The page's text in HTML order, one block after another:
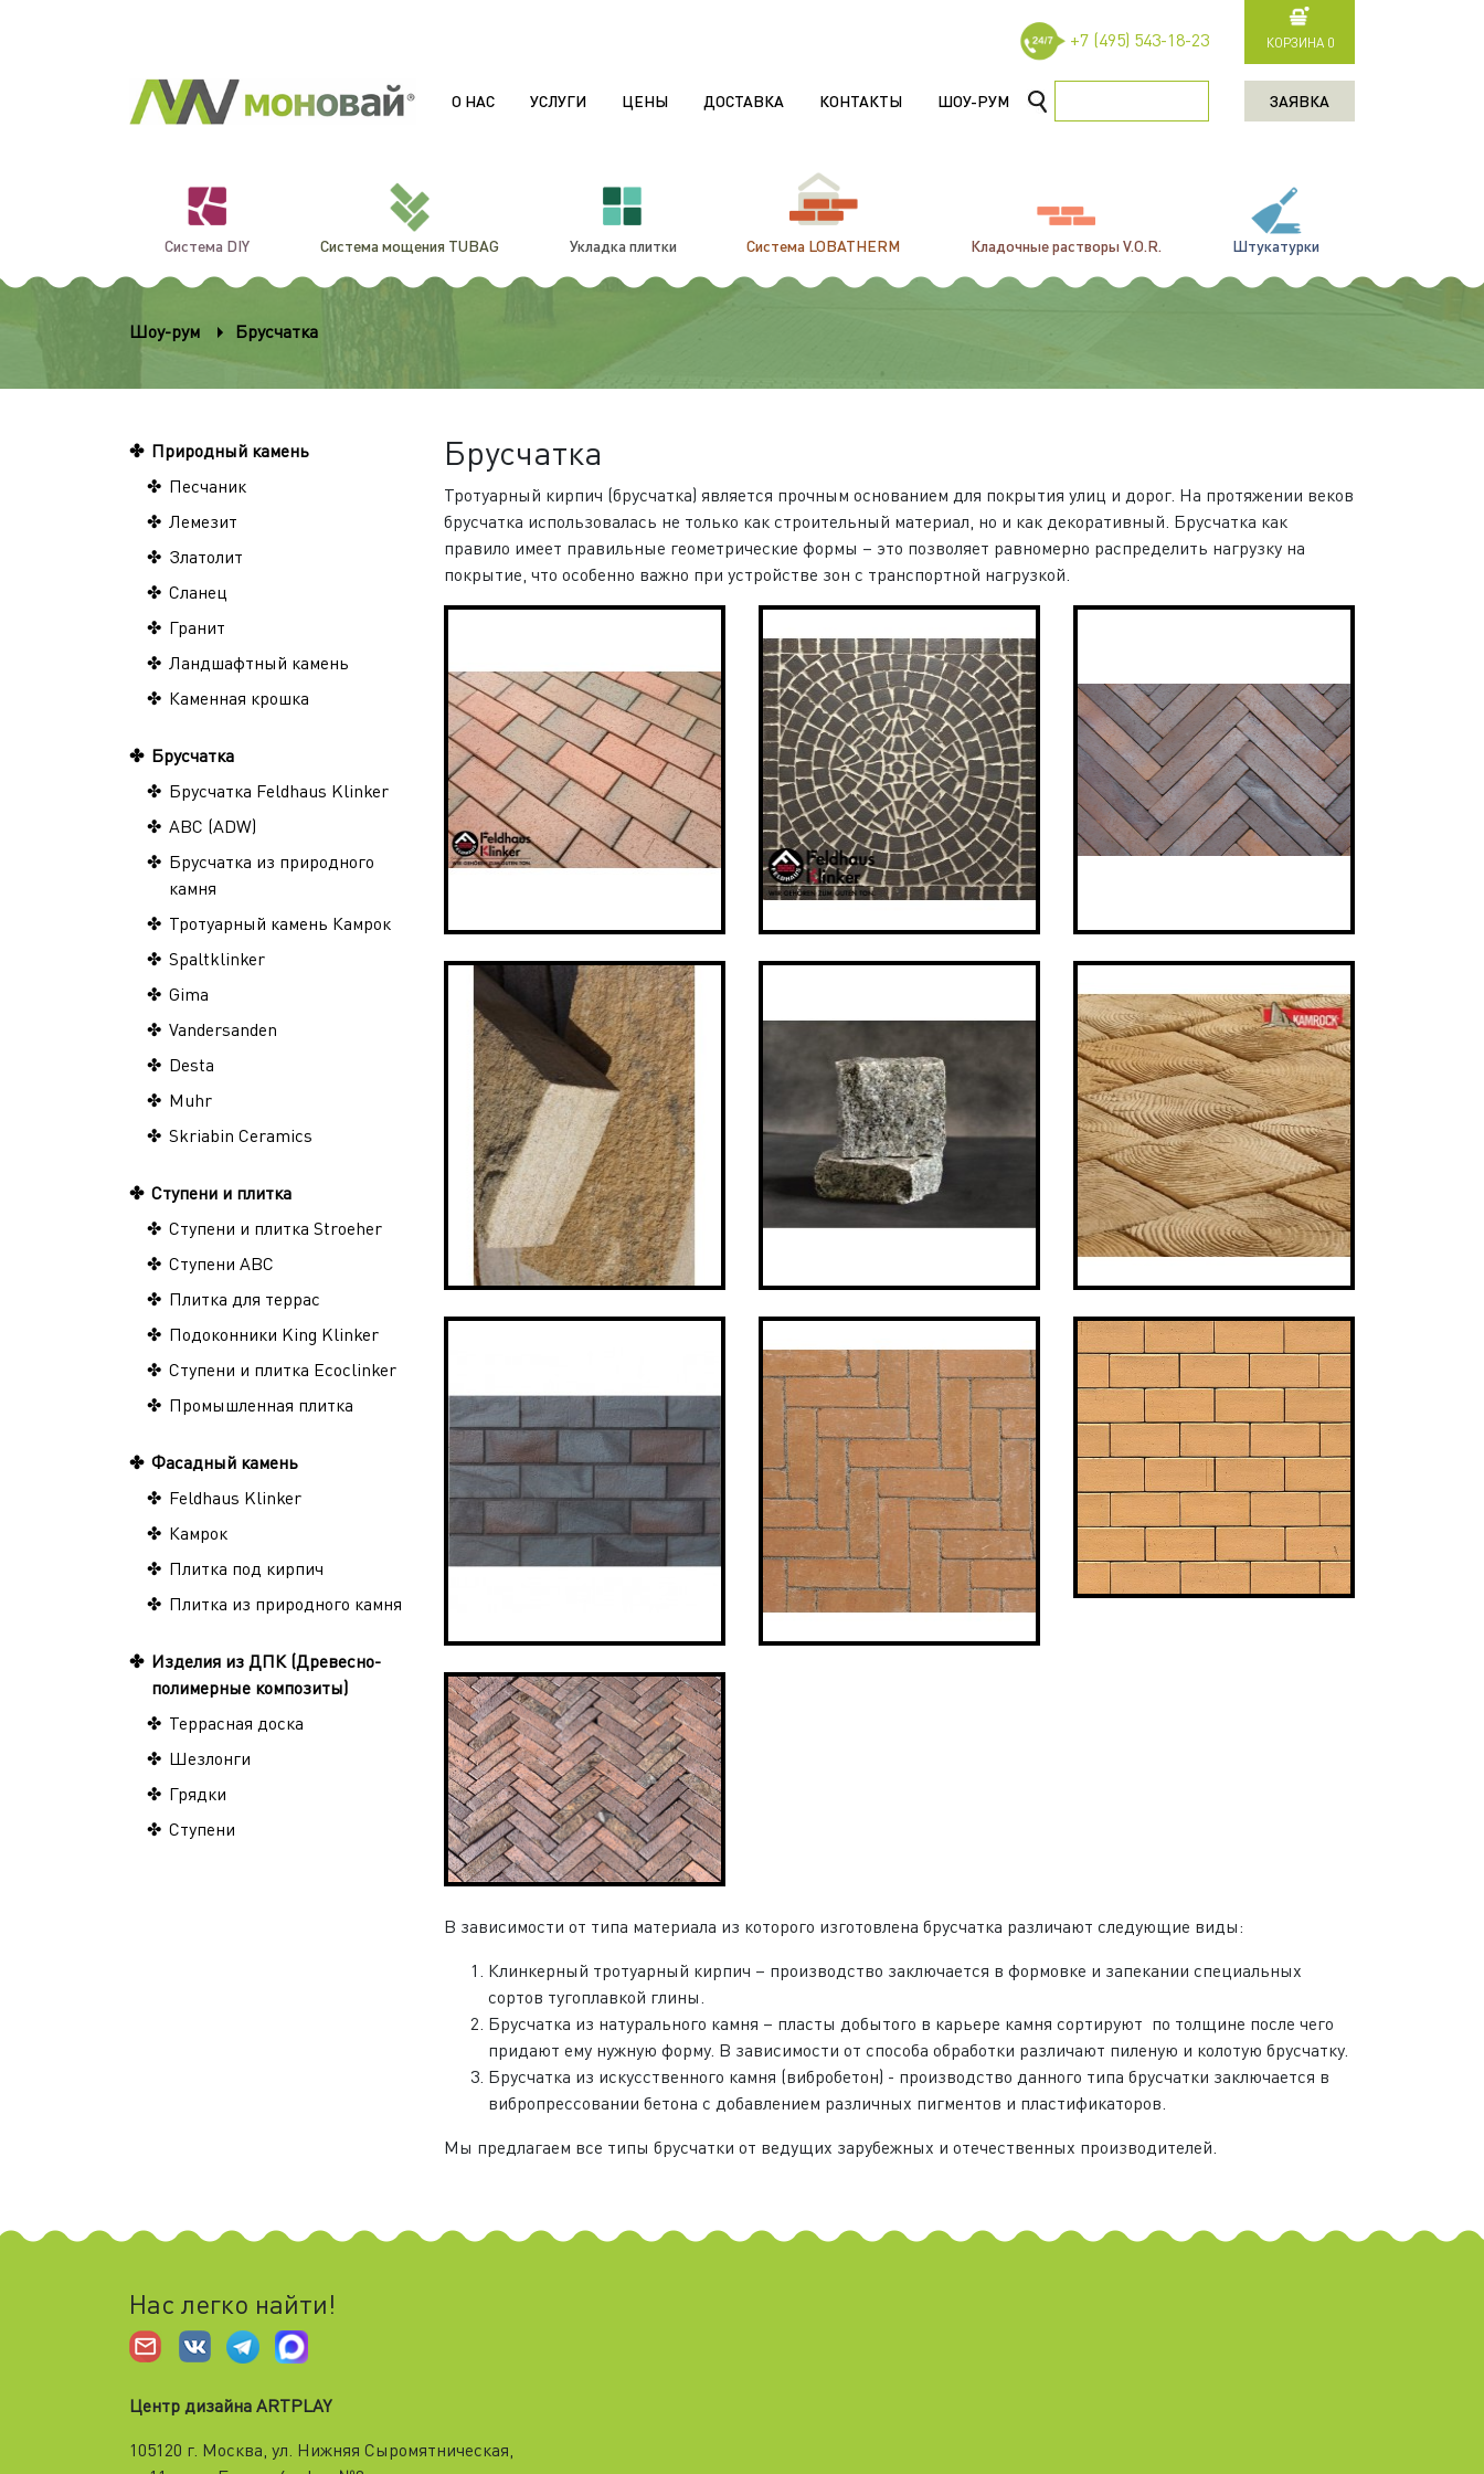
+7 (495) 543-18-23 КОРЗИНА 0
О НАС УСЛУГИ ЦЕНЫ ДОСТАВКА КОНТАКТЫ ЗАЯВКА
ШОУ-РУМ
Система DIY Система мощения TUBAG Укладка плитки Система LOBATHERM Кладочные растворы V.O.R. Штукатурки
Шоу-рум Брусчатка
Брусчатка
Тротуарный кирпич (брусчатка) является прочным основанием для покрытия улиц и дорог. На протяжении веков
брусчатка использовалась не только как строительный материал, но и как декоративный. Брусчатка как
правило имеет правильные геометрические формы – это позволяет равномерно распределить нагрузку на
покрытие, что особенно важно при устройстве зон с транспортной нагрузкой.
В зависимости от типа материала из которого изготовлена брусчатка различают следующие виды:
Клинкерный тротуарный кирпич – производство заключается в формовке и запекании специальных
сортов тугоплавкой глины.
Брусчатка из натурального камня – пласты добытого в карьере камня сортируют по толщине после чего
придают ему нужную форму. В зависимости от способа обработки различают пиленую и колотую брусчатку.
Брусчатка из искусственного камня (вибробетон) - производство данного типа брусчатки заключается в
вибропрессовании бетона с добавлением различных пигментов и пластификаторов.
Мы предлагаем все типы брусчатки от ведущих зарубежных и отечественных производителей.
Природный камень
Песчаник
Лемезит
Златолит
Сланец
Гранит
Ландшафтный камень
Каменная крошка
Брусчатка
Брусчатка Feldhaus Klinker
ABC (ADW)
Брусчатка из природного
камня
Тротуарный камень Камрок
Spaltklinker
Gima
Vandersanden
Desta
Muhr
Skriabin Ceramics
Ступени и плитка
Ступени и плитка Stroeher
Ступени ABC
Плитка для террас
Подоконники King Klinker
Ступени и плитка Ecoclinker
Промышленная плитка
Фасадный камень
Feldhaus Klinker
Камрок
Плитка под кирпич
Плитка из природного камня
Изделия из ДПК (Древесно-
полимерные композиты)
Террасная доска
Шезлонги
Грядки
Ступени
Нас легко найти!
Центр дизайна ARTPLAY
105120 г. Москва, ул. Нижняя Cыромятническая,